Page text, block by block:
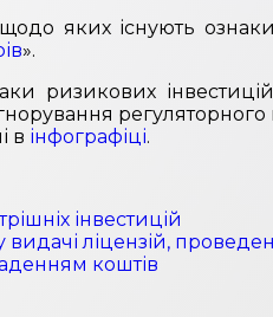
яких існують
».
ризикових
в інфографіці.
інвестицій
ліцензій,
коштів